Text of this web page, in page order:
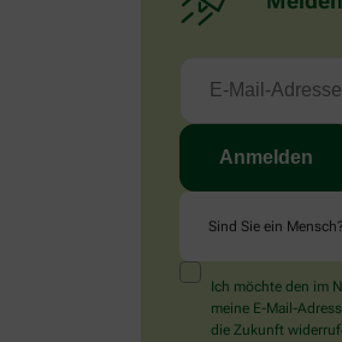
Sind Sie ein
Ich möchte den im
meine E-Mail-
die Zukunft